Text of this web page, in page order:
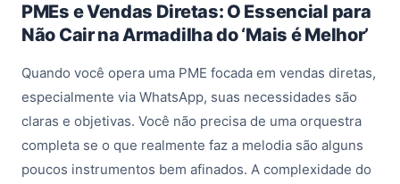
PMEs e Vendas Diretas: O Essencial para
Não Cair na Armadilha do ‘Mais é Melhor’
Quando você opera uma PME focada em vendas diretas,
especialmente via WhatsApp, suas necessidades são
claras e objetivas. Você não precisa de uma orquestra
completa se o que realmente faz a melodia são alguns
poucos instrumentos bem afinados. A complexidade do